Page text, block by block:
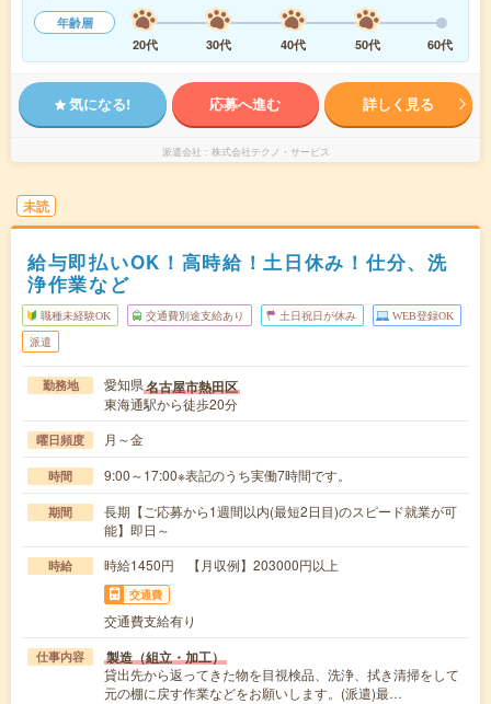
年齢層
20代
30代 40代 50代 60代
気になる! 応募へ進む 詳しく見る
派遣会社 株式会社テクノ・サービス
未読
給与即払いOK！高時給！土日休み！仕分、洗
浄作業など
職種未経験OK 交通費別途支給あり 土日祝日が休み WEB登録OK
派遣
勤務地 愛知県名古屋市熱田区
東海通駅から徒歩20分
曜日頻度 月～金
時間 9:00～17:00※表記のうち実働7時間です。
期間
長期【ご応募から1週間以内(最短2日目)のスピード就業が可
能】即日～
時給 時給1450円 【月収例】203000円以上
交通費
交通費支給有り
仕事内容 製造（組立・加工）
貸出先から返ってきた物を目視検品、洗浄、拭き清掃をして
元の棚に戻す作業などをお願いします。(派遣)最…